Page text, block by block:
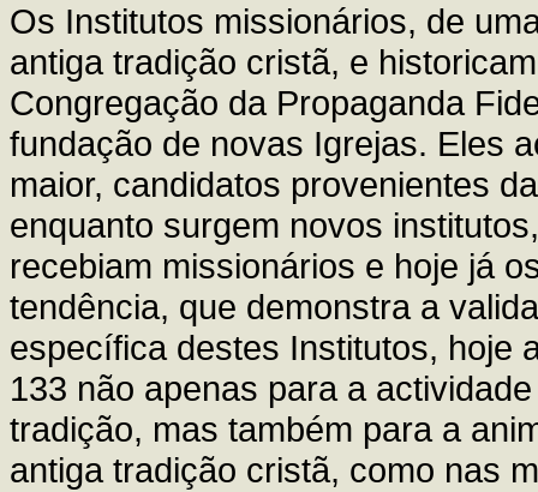
Os Institutos missionários, de
antiga tradição cristã, e
Congregação da Propaganda
fundação de novas Igrejas. Eles
maior, candidatos provenientes
enquanto surgem novos
recebiam missionários e hoje já
tendência, que demonstra a
específica destes Institutos, hoje
133 não apenas para a
tradição, mas também para a
antiga tradição cristã, como nas